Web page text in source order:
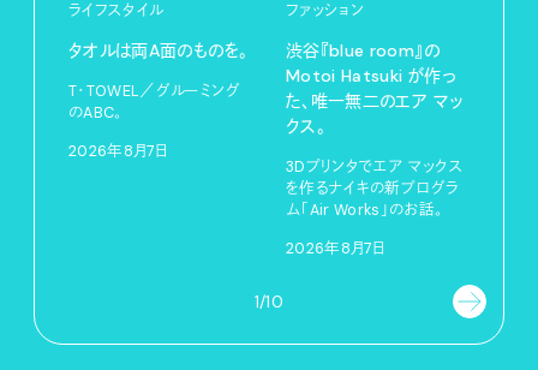
ライフスタイル
タオルは両A面のものを。
T・TOWEL／グルーミング
のABC。
2026年8月7日
ファッション
渋⾕『blue room』の
Motoi Hatsuki が作っ
た、唯⼀無⼆のエア マッ
クス。
3Dプリンタでエア マックス
を作るナイキの新プログラ
ム「Air Works」のお話。
2026年8月7日
1/10